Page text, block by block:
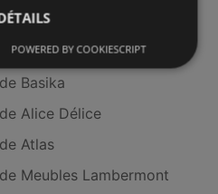
Möbel Martin
Basika
Alice Délice
Atlas
Meubles Lambermont
POWERED BY COOKIESCRIPT